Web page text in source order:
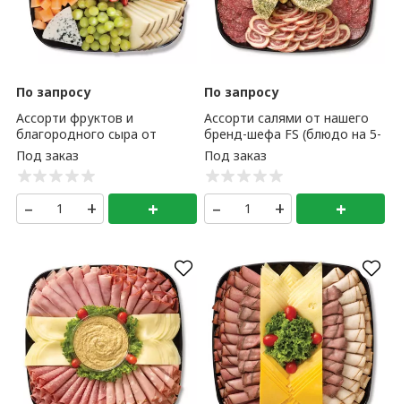
По запросу
Ассорти фруктов и
благородного сыра от
нашего бренд-шефа FS
(блюдо на 5-6 персон)
– + +
По запросу
Ассорти салями от нашего
бренд-шефа FS (блюдо на 5-
6 персон)
– + +